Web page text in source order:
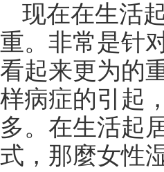
现在在生活
重。非常是针
看起来更为的
样病症的引起
多。在生活起
式，那麼女性